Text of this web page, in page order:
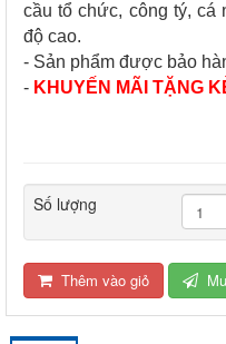
cầu tổ chức, công tý, cá
độ cao.
- Sản phẩm được bảo
- KHUYẾN MÃI TẶNG
Số lượng
Thêm vào giỏ